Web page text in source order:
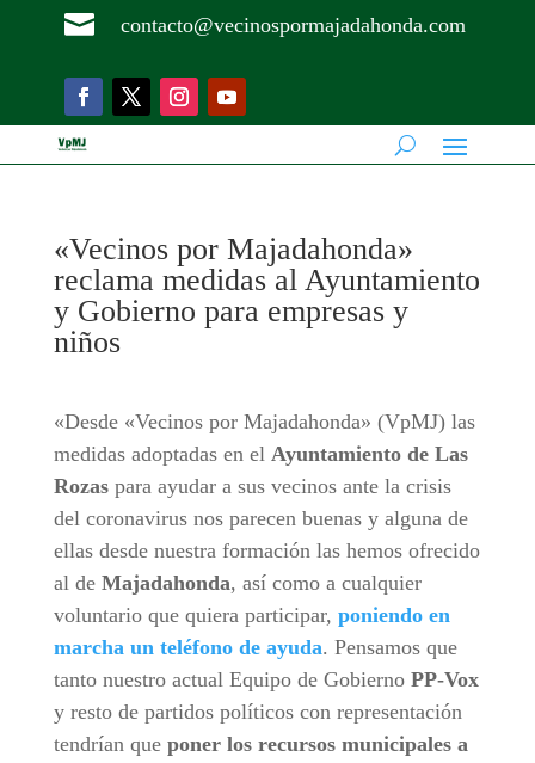
 contacto@vecinospormajadahonda.com
«Vecinos por Majadahonda»
reclama medidas al Ayuntamiento
y Gobierno para empresas y
niños
«Desde «Vecinos por Majadahonda» (VpMJ) las
medidas adoptadas en el Ayuntamiento de Las
Rozaspara ayudar a sus vecinos ante la crisis
del coronavirus nos parecen buenas y alguna de
ellas desde nuestra formación las hemos ofrecido
al de Majadahonda, así como a cualquier
voluntario que quiera participar, poniendo en
marcha un teléfono de ayuda. Pensamos que
tanto nuestro actual Equipo de Gobierno PP-Vox
y resto de partidos políticos con representación
tendrían que poner los recursos municipales a